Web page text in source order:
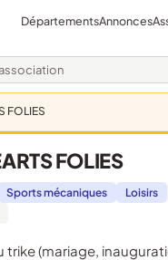
association
DépartementsAnnonces
FOLIES
FOLIES
Sports mécaniques Loisirs